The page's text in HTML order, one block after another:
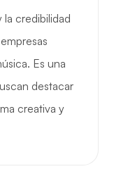
la credibilidad
Es una
destacar
creativa y